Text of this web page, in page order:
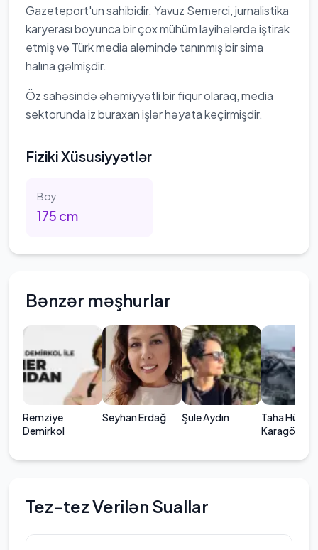
Gazeteport'un sahibidir. Yavuz Semerci, jurnalistika
karyerası boyunca bir çox mühüm layihələrdə iştirak
etmiş və Türk media aləmində tanınmış bir sima
halına gəlmişdir.
Öz sahəsində əhəmiyyətli bir fiqur olaraq, media
sektorunda iz buraxan işlər həyata keçirmişdir.
Fiziki Xüsusiyyətlər
Boy
175 cm
Bənzər məşhurlar
Remziye
Demirkol
Seyhan Erdağ Şule Aydın
Taha
Karagöz
Tez-tez Verilən Suallar